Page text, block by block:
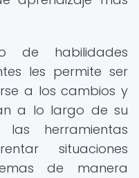
de habilidades
les permite ser
a los cambios y
a lo largo de su
herramientas
situaciones
de manera